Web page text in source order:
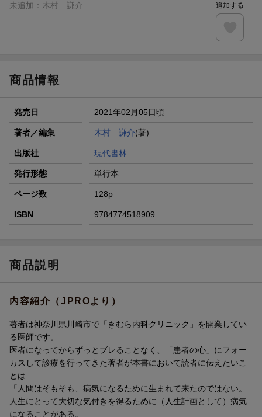
エントリー＆3,000円以上購入で無料データSIM（3GB/月プ
楽天モバイル紹介キャンペーンの拡散で300円OFFクーポン
未追加： 木村 謙介 追加する
商品情報
発売日 2021年02月05日頃
著者／編集 木村 謙介(著)
出版社 現代書林
発行形態 単行本
ページ数 128p
ISBN 9784774518909
商品説明
内容紹介（JPROより）
著者は神奈川県川崎市で「きむら内科クリニック」を開業してい
る医師です。
医者になってからずっとブレることなく、「患者の心」にフォー
カスして診療を行ってきた著者が本書において読者に伝えたいこ
とは
「人間はそもそも、病気になるために生まれて来たのではない。
人生にとって大切な気付きを得るために（人生計画として）病気
になることがある。